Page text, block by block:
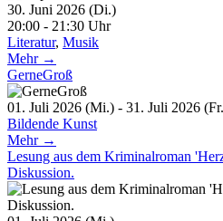
30. Juni 2026 (Di.)
20:00 - 21:30 Uhr
Literatur, Musik
Mehr →
GerneGroß
01. Juli 2026 (Mi.) - 31. Juli 2026
Bildende Kunst
Mehr →
Lesung aus dem Kriminalroman
Diskussion.